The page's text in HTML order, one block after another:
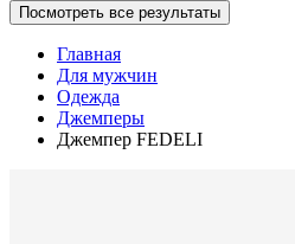
Посмотреть все результаты
Главная
Для мужчин
Одежда
Джемперы
Джемпер FEDELI